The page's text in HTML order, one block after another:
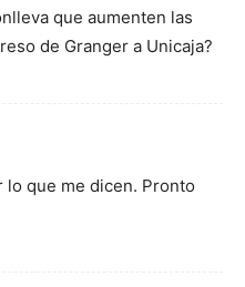
que aumenten las
de Granger a Unicaja?
lo que me dicen. Pronto